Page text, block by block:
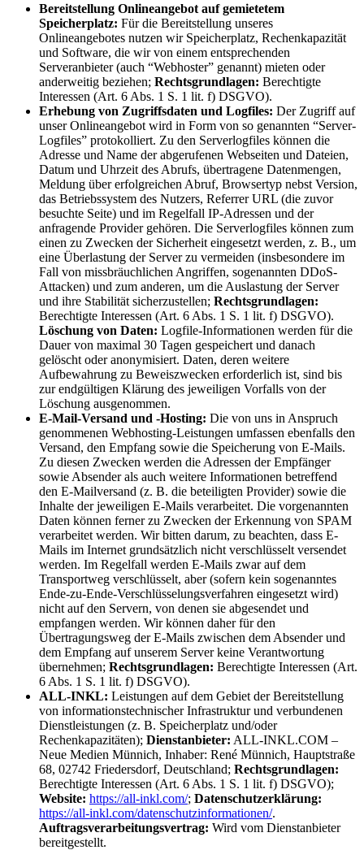
Bereitstellung Onlineangebot auf gemietetem
Speicherplatz: Für die Bereitstellung unseres
Onlineangebotes nutzen wir Speicherplatz, Rechenkapazität
und Software, die wir von einem entsprechenden
Serveranbieter (auch “Webhoster” genannt) mieten oder
anderweitig beziehen; Rechtsgrundlagen: Berechtigte
Interessen (Art. 6 Abs. 1 S. 1 lit. f) DSGVO).
Erhebung von Zugriffsdaten und Logfiles: Der Zugriff auf
unser Onlineangebot wird in Form von so genannten “Server-
Logfiles” protokolliert. Zu den Serverlogfiles können die
Adresse und Name der abgerufenen Webseiten und Dateien,
Datum und Uhrzeit des Abrufs, übertragene Datenmengen,
Meldung über erfolgreichen Abruf, Browsertyp nebst Version,
das Betriebssystem des Nutzers, Referrer URL (die zuvor
besuchte Seite) und im Regelfall IP-Adressen und der
anfragende Provider gehören. Die Serverlogfiles können zum
einen zu Zwecken der Sicherheit eingesetzt werden, z. B., um
eine Überlastung der Server zu vermeiden (insbesondere im
Fall von missbräuchlichen Angriffen, sogenannten DDoS-
Attacken) und zum anderen, um die Auslastung der Server
und ihre Stabilität sicherzustellen; Rechtsgrundlagen:
Berechtigte Interessen (Art. 6 Abs. 1 S. 1 lit. f) DSGVO).
Löschung von Daten: Logfile-Informationen werden für die
Dauer von maximal 30 Tagen gespeichert und danach
gelöscht oder anonymisiert. Daten, deren weitere
Aufbewahrung zu Beweiszwecken erforderlich ist, sind bis
zur endgültigen Klärung des jeweiligen Vorfalls von der
Löschung ausgenommen.
E-Mail-Versand und -Hosting: Die von uns in Anspruch
genommenen Webhosting-Leistungen umfassen ebenfalls den
Versand, den Empfang sowie die Speicherung von E-Mails.
Zu diesen Zwecken werden die Adressen der Empfänger
sowie Absender als auch weitere Informationen betreffend
den E-Mailversand (z. B. die beteiligten Provider) sowie die
Inhalte der jeweiligen E-Mails verarbeitet. Die vorgenannten
Daten können ferner zu Zwecken der Erkennung von SPAM
verarbeitet werden. Wir bitten darum, zu beachten, dass E-
Mails im Internet grundsätzlich nicht verschlüsselt versendet
werden. Im Regelfall werden E-Mails zwar auf dem
Transportweg verschlüsselt, aber (sofern kein sogenanntes
Ende-zu-Ende-Verschlüsselungsverfahren eingesetzt wird)
nicht auf den Servern, von denen sie abgesendet und
empfangen werden. Wir können daher für den
Übertragungsweg der E-Mails zwischen dem Absender und
dem Empfang auf unserem Server keine Verantwortung
übernehmen; Rechtsgrundlagen: Berechtigte Interessen (Art.
6 Abs. 1 S. 1 lit. f) DSGVO).
ALL-INKL: Leistungen auf dem Gebiet der Bereitstellung
von informationstechnischer Infrastruktur und verbundenen
Dienstleistungen (z. B. Speicherplatz und/oder
Rechenkapazitäten); Dienstanbieter: ALL-INKL.COM –
Neue Medien Münnich, Inhaber: René Münnich, Hauptstraße
68, 02742 Friedersdorf, Deutschland; Rechtsgrundlagen:
Berechtigte Interessen (Art. 6 Abs. 1 S. 1 lit. f) DSGVO);
Website: https://all-inkl.com/; Datenschutzerklärung:
https://all-inkl.com/datenschutzinformationen/.
Auftragsverarbeitungsvertrag: Wird vom Dienstanbieter
bereitgestellt.